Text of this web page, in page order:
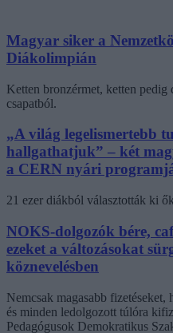
Magyar siker a
Diákolimpián
Ketten bronzérmet, ketten pedig
csapatból.
„A világ legelismertebb
hallgathatjuk” – két
a CERN nyári
21 ezer diákból választották ki
NOKS-dolgozók bére,
ezeket a változásokat
köznevelésben
Nemcsak magasabb fizetéseket,
és minden ledolgozott túlóra
Pedagógusok Demokratikus